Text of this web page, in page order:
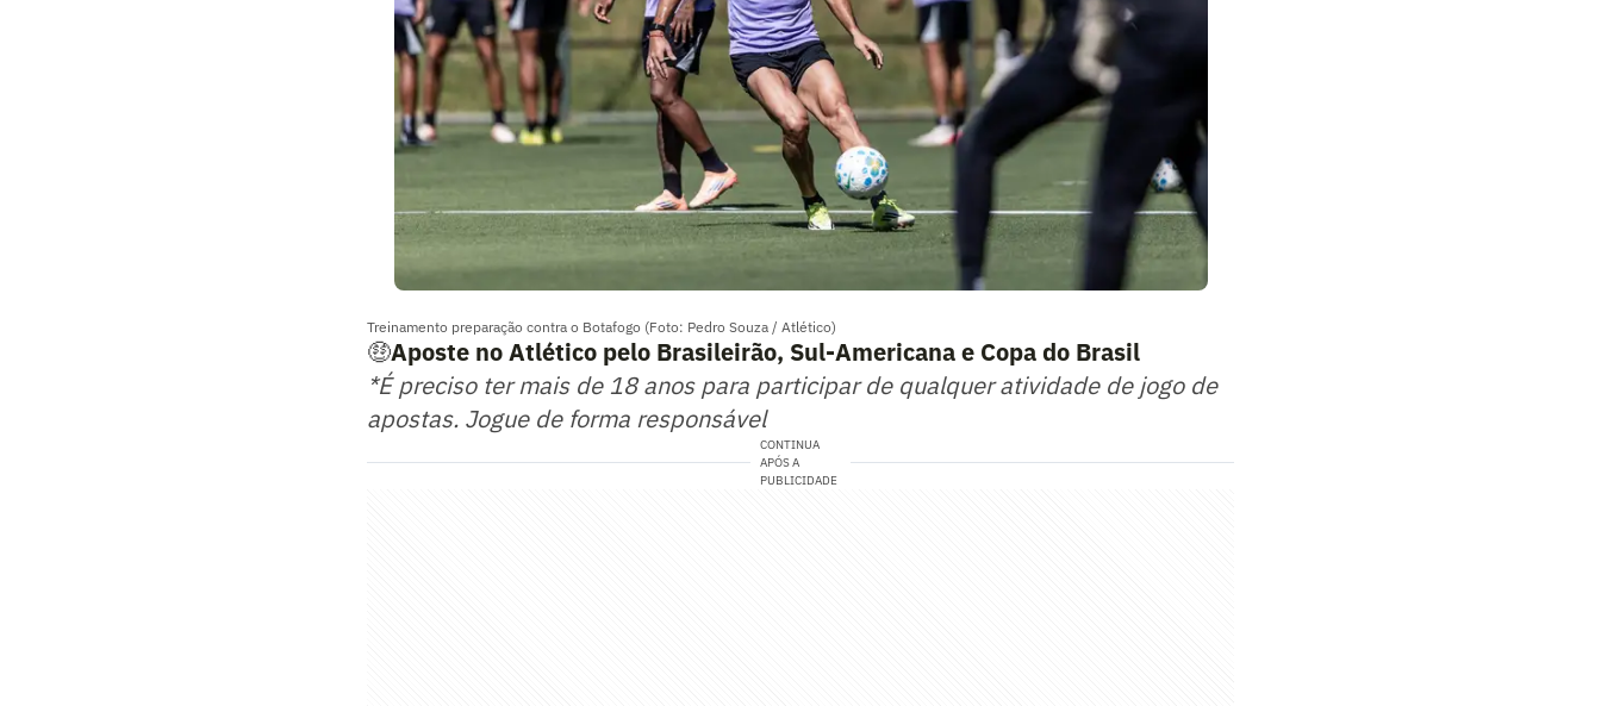
Treinamento preparação contra o Botafogo (Foto: Pedro Souza / Atlético)
🤑Aposte no Atlético pelo Brasileirão, Sul-Americana e Copa do Brasil
*É preciso ter mais de 18 anos para participar de qualquer atividade de jogo de
apostas. Jogue de forma responsável
CONTINUA
APÓS A
PUBLICIDADE